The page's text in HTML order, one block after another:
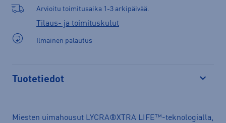
Arvioitu toimitusaika 1-3 arkipäivää.
Tilaus- ja toimituskulut
Ilmainen palautus
Tuotetiedot
Miesten uimahousut LYCRA®XTRA LIFE™-teknologialla,